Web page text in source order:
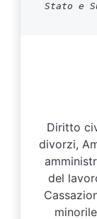
Stato e
Diritto
divorzi,
del